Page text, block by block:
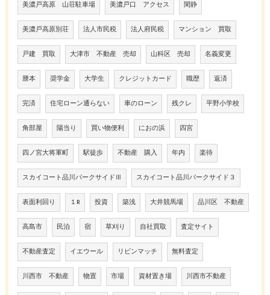
美濃戸高原 山荘駐車場 美濃戸口 アクセス 閑静
美濃戸高原別荘 法人市民税 法人府民税 マンション 買取
戸建 買取 大津市 不動産 売却 山科区 売却 名義変更
謄本 奨学金 大学生 クレジットカード 職歴 返済
完済 住宅ローン通らない 車のローン 残クレ 平野小学校
角部屋 陽当り 買い物便利 におの浜 四宮
四ノ宮大将軍町 駅徒歩 不動産 購入 年内 楽待
スカイコート品川パークサイドⅢ スカイコート品川パークサイド３
表面利回り １R 投資 築浅 大井競馬場 品川区 不動産
高島市 民泊 宿 草刈り 自社買取 査定サイト
不動産査定 イエウール リビンマッチ 無料査定
川西市 不動産 物置 市場 資材置き場 川西市不動産